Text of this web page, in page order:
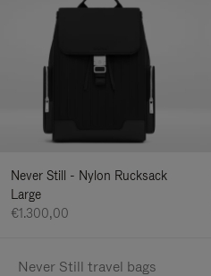
Never Still - Nylon Rucksack
Large
€1.300,00
Never Still travel bags